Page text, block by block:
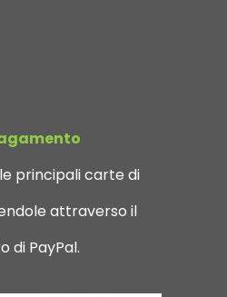
principali carte di
attraverso il
di PayPal.